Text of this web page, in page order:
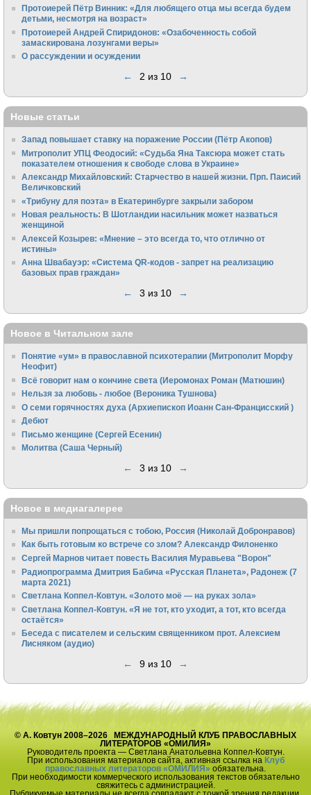
Протоиерей Пётр Винник: «Для любящего отца мы всегда будем
детьми, несмотря на возраст»
Протоиерей Андрей Спиридонов: «Озабоченность собой
замаскирована лозунгами веры»
О рассуждении и осуждении
← 2 из 10 →
Новые статьи
Запад повышает ставку на поражение России (Пётр Акопов)
Митрополит УПЦ Феодосий: «Судьба Яна Таксюра может стать
показателем отношения к свободе слова в Украине»
Алек­сандр Михайловский: Старчество в нашей жизни. Прп. Паисий
Величковский
«Трибуну для поэта» в Екатеринбурге закрыли забором
Новая реальность: В Шотландии насильник может назваться
женщиной
Алексей Козырев: «Мнение – это всегда то, что отлично от
истины»
Анна Швабауэр: «Система QR-кодов - запрет на реализацию
базовых прав граждан»
← 3 из 10 →
Новое в Читальном зале
Понятие «ум» в православной психотерапии (Митрополит Морфу
Неофит)
Всё говорит нам о кончине света (Иеромонах Роман (Матюшин)
Нельзя за любовь - любое (Вероника Тушнова)
О семи горячностях духа (Архиепископ Иоанн Сан-Францисский )
Дебют
Письмо женщине (Сергей Есенин)
Молитва (Саша Черный)
← 3 из 10 →
Новое в медиагалерее
Мы пришли попрощаться с тобою, Россия (Николай Добронравов)
Как быть готовым ко встрече со злом? Александр Филоненко
Сергей Марнов читает повесть Василия Муравьева "Ворон"
Радиопрограмма Дмитрия Бабича «Русская Планета», Радонеж (7
марта 2021)
Светлана Коппел-Ковтун. «Золото моё — на руках зола»
Светлана Коппел-Ковтун. «Я не тот, кто уходит, а тот, кто всегда
остаётся»
Беседа с писателем и сельским священником прот. Алексием
Лисняком (аудио)
← 9 из 10 →
© А. Ковтун 2008–2026 МЕЖДУНАРОДНЫЙ КЛУБ ПРАВОСЛАВНЫХ
ЛИТЕРАТОРОВ «ОМИЛИЯ»
Руководитель проекта — Светлана Анатольевна Коппел-Ковтун.
При использования материалов сайта, активная ссылка на Клуб
православных литераторов «ОМИЛИЯ» обязательна.
При необходимости коммерческого использования текстов обязательно
свяжитесь с администрацией.